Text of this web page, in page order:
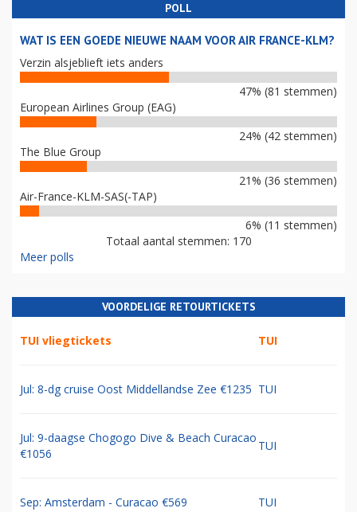
POLL
WAT IS EEN GOEDE NIEUWE NAAM VOOR AIR FRANCE-KLM?
Verzin alsjeblieft iets anders
47% (81 stemmen)
European Airlines Group (EAG)
24% (42 stemmen)
The Blue Group
21% (36 stemmen)
Air-France-KLM-SAS(-TAP)
6% (11 stemmen)
Totaal aantal stemmen: 170
Meer polls
VOORDELIGE RETOURTICKETS
TUI vliegtickets TUI
Jul: 8-dg cruise Oost Middellandse Zee €1235 TUI
Jul: 9-daagse Chogogo Dive & Beach Curacao
€1056
TUI
Sep: Amsterdam - Curacao €569 TUI